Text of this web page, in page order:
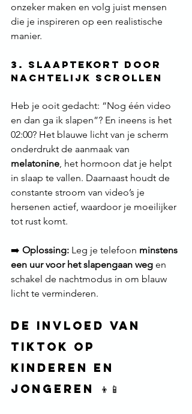
onzeker maken en volg juist mensen
die je inspireren op een realistische
manier.
3. Slaaptekort door
Nachtelijk Scrollen
Heb je ooit gedacht: “Nog één video
en dan ga ik slapen”? En ineens is het
02:00? Het blauwe licht van je scherm
onderdrukt de aanmaak van
melatonine , het hormoon dat je helpt
in slaap te vallen. Daarnaast houdt de
constante stroom van video’s je
hersenen actief, waardoor je moeilijker
tot rust komt.
➡️ Oplossing: Leg je telefoon minstens
een uur voor het slapengaan weg en
schakel de nachtmodus in om blauw
licht te verminderen.
De Invloed van
TikTok op
Kinderen en
jongeren 👦📱